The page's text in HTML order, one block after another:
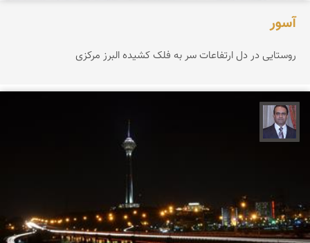
آسور
روستایی در دل ارتفاعات سر به فلک کشیده البرز مرکزی